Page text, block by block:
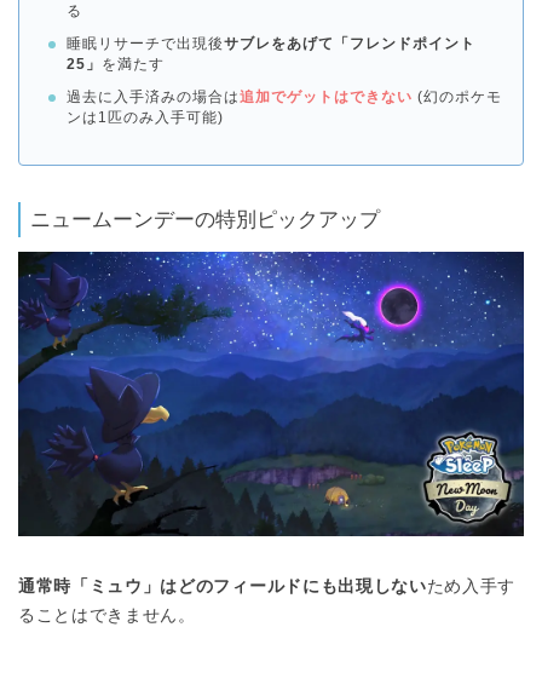
る
睡眠リサーチで出現後サブレをあげて「フレンドポイント
25」 を満たす
過去に入手済みの場合は追加でゲットはできない (幻のポケモ
ンは1匹のみ入手可能)
ニュームーンデーの特別ピックアップ
通常時「ミュウ」はどのフィールドにも出現しないため入手す
ることはできません。